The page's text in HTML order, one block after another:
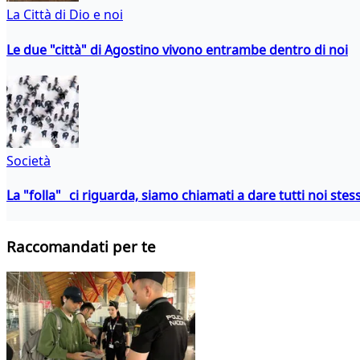
La Città di Dio e noi
Le due "città" di Agostino vivono entrambe dentro di noi
Società
La "folla" ci riguarda, siamo chiamati a dare tutti noi
Raccomandati per te